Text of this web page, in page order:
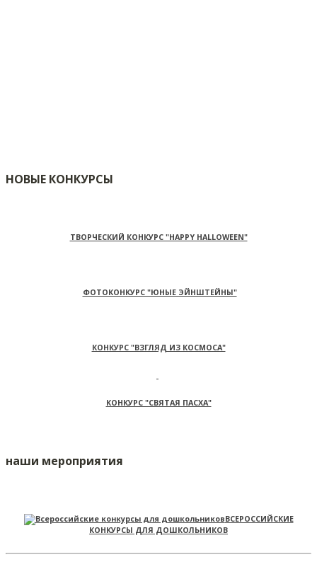
НОВЫЕ КОНКУРСЫ
ТВОРЧЕСКИЙ КОНКУРС "HAPPY HALLOWEEN"
ФОТОКОНКУРС "ЮНЫЕ ЭЙНШТЕЙНЫ"
КОНКУРС "ВЗГЛЯД ИЗ КОСМОСА"
КОНКУРС "СВЯТАЯ ПАСХА"
наши мероприятия
ВСЕРОССИЙСКИЕ
КОНКУРСЫ ДЛЯ ДОШКОЛЬНИКОВ